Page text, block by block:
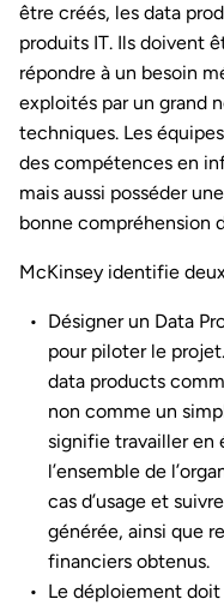
être créés, les data
produits IT. Ils doivent
répondre à un besoin
exploités par un grand
techniques. Les
des compétences en
mais aussi posséder
bonne compréhension
McKinsey identifie
Désigner un Data
pour piloter le
data products
non comme un
signifie travailler en
l’ensemble de
cas d’usage et
générée, ainsi que
financiers obtenus.
Le déploiement